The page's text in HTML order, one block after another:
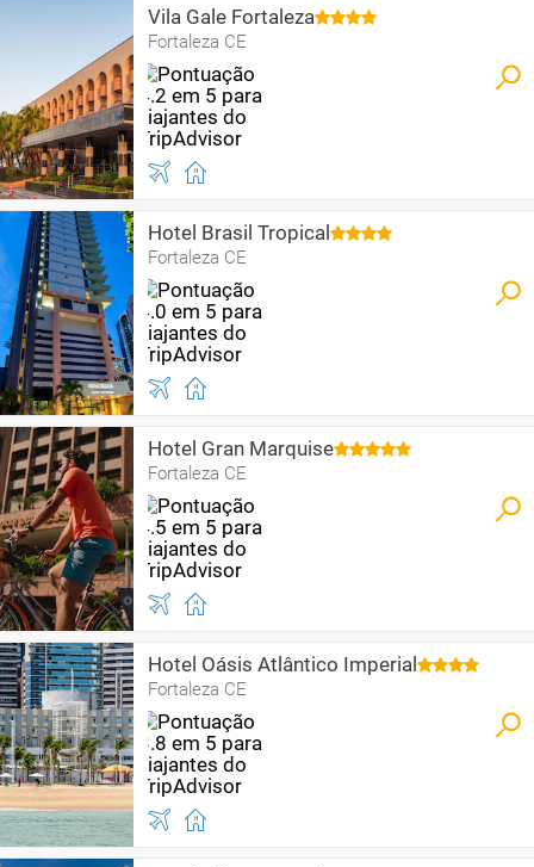
Vila Gale Fortaleza
Fortaleza CE
Hotel Brasil Tropical
Fortaleza CE
Hotel Gran Marquise
Fortaleza CE
Hotel Oásis Atlântico Imperial
Fortaleza CE